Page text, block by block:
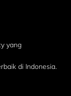
yang
di Indonesia.